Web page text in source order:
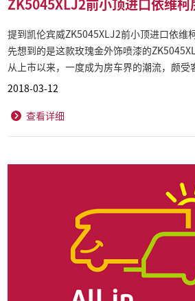
ZK5045XLJ2前小顶进口依维柯
提到凯伦宾威ZK5045XLJ2前小顶进口依维
先想到的是这款玫瑰金外饰喷漆的
从上市以来，一度成为房车界的潮流，颇受
减。
2018-03-12
查看详细